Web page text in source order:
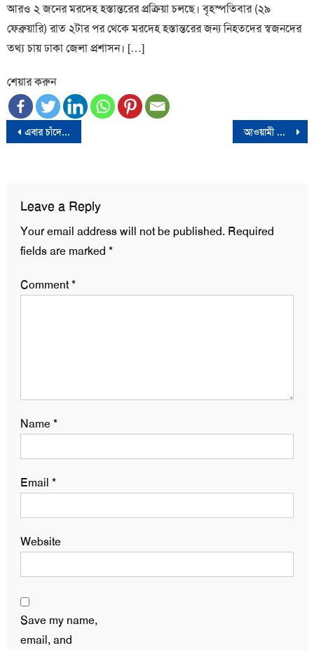
আরও ২ জনের মরদেহ হস্তান্তরের প্রক্রিয়া চলছে। বৃহস্পতিবার (২৯
ফেব্রুয়ারি) রাত ২টার পর থেকে মরদেহ হস্তান্তরের জন্য নিহতদের স্বজনদের
তথ্য চায় ঢাকা জেলা প্রশাসন। […]
শেয়ার করুন
Post
এবার চাঁদের মাটি ছুঁয়ে জাপানের ইতিহাস আওয়ামী লীগ বরাবরই ব্যালট বাক্স চুরির সাথে জড়িত
Leave a Reply
Your email address will not be published. Required
fields are marked *
Comment*
Name*
Email *
Website
Save my name,
email, and